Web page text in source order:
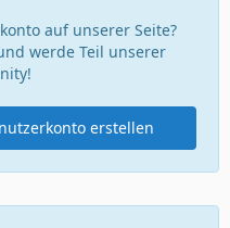
auf unserer Seite?
werde Teil unserer
erstellen